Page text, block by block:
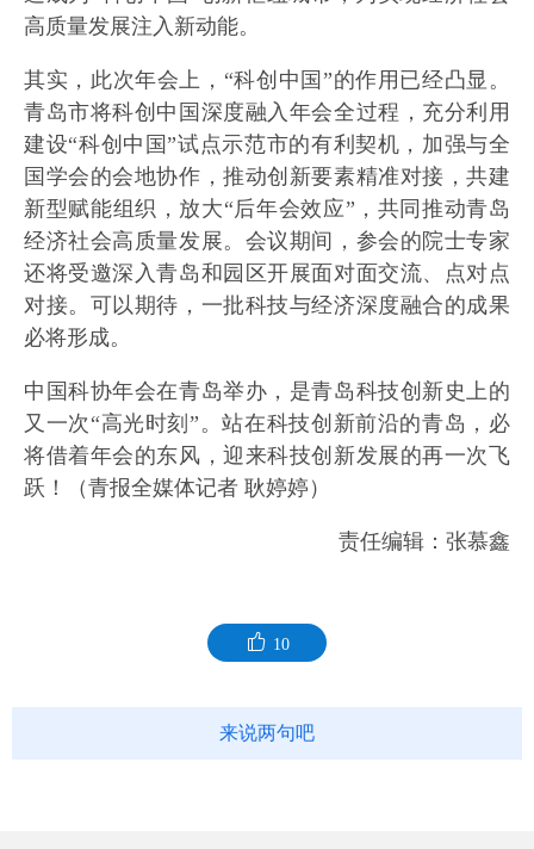
高质量发展注入新动能。
其实，此次年会上，“科创中国”的作用已经凸显。
青岛市将科创中国深度融入年会全过程，充分利用
建设“科创中国”试点示范市的有利契机，加强与全
国学会的会地协作，推动创新要素精准对接，共建
新型赋能组织，放大“后年会效应”，共同推动青岛
经济社会高质量发展。会议期间，参会的院士专家
还将受邀深入青岛和园区开展面对面交流、点对点
对接。可以期待，一批科技与经济深度融合的成果
必将形成。
中国科协年会在青岛举办，是青岛科技创新史上的
又一次“高光时刻”。站在科技创新前沿的青岛，必
将借着年会的东风，迎来科技创新发展的再一次飞
跃！（青报全媒体记者 耿婷婷）
责任编辑：张慕鑫
10
来说两句吧